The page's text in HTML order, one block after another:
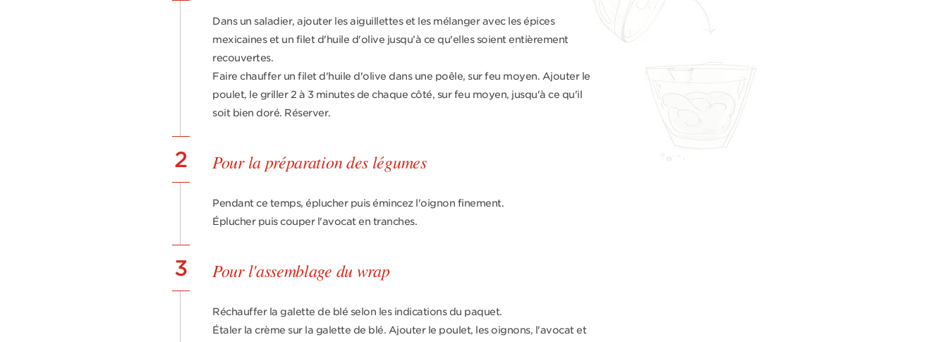
Dans un saladier, ajouter les aiguillettes et les mélanger avec les épices
mexicaines et un filet d'huile d'olive jusqu’à ce qu'elles soient entièrement
recouvertes.
Faire chauffer un filet d'huile d'olive dans une poêle, sur feu moyen. Ajouter le
poulet, le griller 2 à 3 minutes de chaque côté, sur feu moyen, jusqu'à ce qu'il
soit bien doré. Réserver.
2 Pour la préparation des légumes
Pendant ce temps, éplucher puis émincez l'oignon finement.
Éplucher puis couper l'avocat en tranches.
3 Pour l'assemblage du wrap
Réchauffer la galette de blé selon les indications du paquet.
Étaler la crème sur la galette de blé. Ajouter le poulet, les oignons, l'avocat et